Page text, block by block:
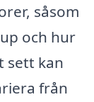
såsom
och hur
sett kan
från